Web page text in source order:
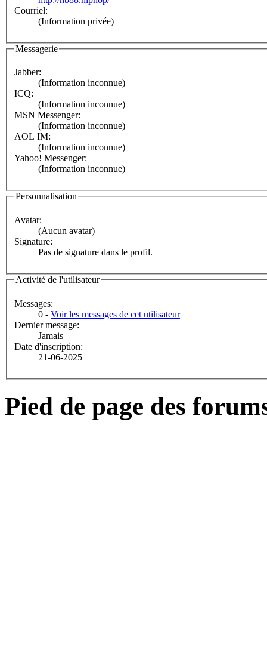
Courriel:
(Information privée)
Messagerie
Jabber:
(Information inconnue)
ICQ:
(Information inconnue)
MSN Messenger:
(Information inconnue)
AOL IM:
(Information inconnue)
Yahoo! Messenger:
(Information inconnue)
Personnalisation
Avatar:
(Aucun avatar)
Signature:
Pas de signature dans le profil.
Activité de l'utilisateur
Messages:
0 - Voir les messages de cet utilisateur
Dernier message:
Jamais
Date d'inscription:
21-06-2025
Pied de page des